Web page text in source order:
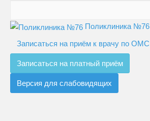
Поликлиника №76
Записаться на приём к врачу по ОМС
Записаться на платный приём
Версия для слабовидящих